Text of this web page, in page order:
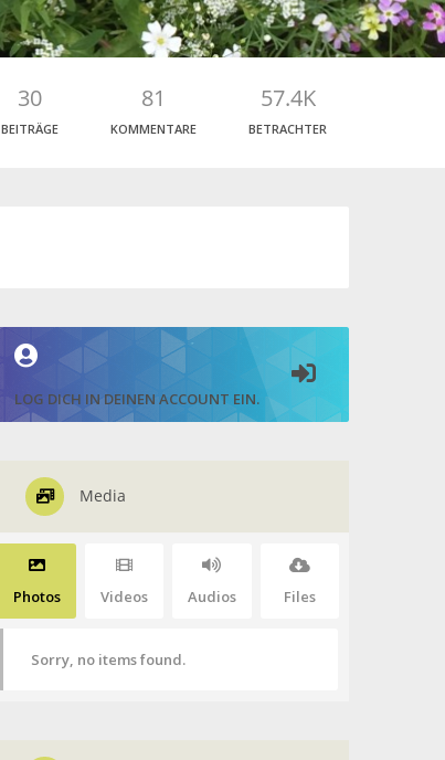
30
BEITRÄGE
81
KOMMENTARE
57.4K
BETRACHTER
LOG DICH IN DEINEN ACCOUNT EIN.
Media
Photos Videos Audios Files
Sorry, no items found.